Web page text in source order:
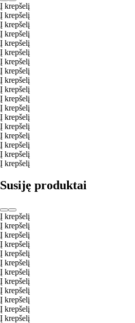
Į krepšelį
Į krepšelį
Į krepšelį
Į krepšelį
Į krepšelį
Į krepšelį
Į krepšelį
Į krepšelį
Į krepšelį
Į krepšelį
Į krepšelį
Į krepšelį
Į krepšelį
Į krepšelį
Į krepšelį
Į krepšelį
Į krepšelį
Į krepšelį
Susiję produktai
Į krepšelį
Į krepšelį
Į krepšelį
Į krepšelį
Į krepšelį
Į krepšelį
Į krepšelį
Į krepšelį
Į krepšelį
Į krepšelį
Į krepšelį
Į krepšelį